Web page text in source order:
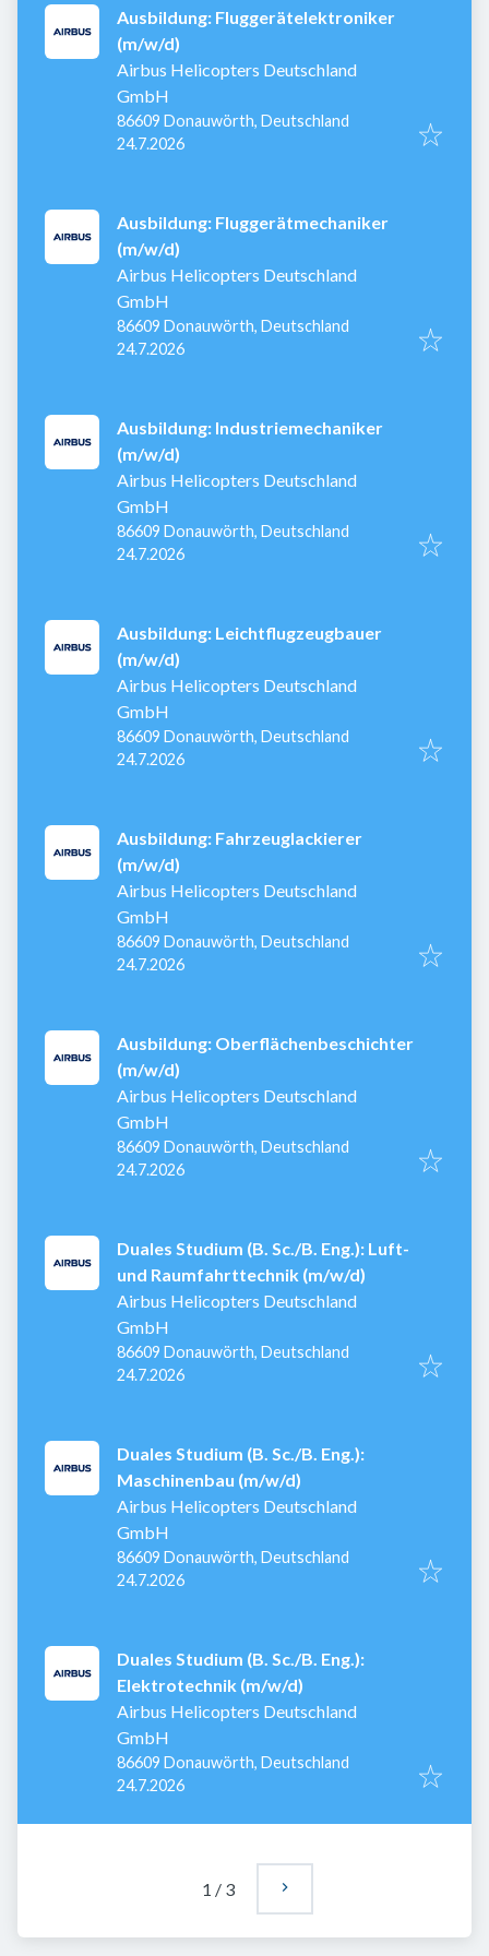
Ausbildung: Fluggerätelektroniker
(m/w/d)
Airbus Helicopters Deutschland
GmbH
86609 Donauwörth, Deutschland
Veröffentlicht
24.7.2026
Ausbildung: Fluggerätmechaniker
(m/w/d)
Airbus Helicopters Deutschland
GmbH
86609 Donauwörth, Deutschland
Veröffentlicht
24.7.2026
Ausbildung: Industriemechaniker
(m/w/d)
Airbus Helicopters Deutschland
GmbH
86609 Donauwörth, Deutschland
Veröffentlicht
24.7.2026
Ausbildung: Leichtflugzeugbauer
(m/w/d)
Airbus Helicopters Deutschland
GmbH
86609 Donauwörth, Deutschland
Veröffentlicht
24.7.2026
Ausbildung: Fahrzeuglackierer
(m/w/d)
Airbus Helicopters Deutschland
GmbH
86609 Donauwörth, Deutschland
Veröffentlicht
24.7.2026
Ausbildung: Oberflächenbeschichter
(m/w/d)
Airbus Helicopters Deutschland
GmbH
86609 Donauwörth, Deutschland
Veröffentlicht
24.7.2026
Duales Studium (B. Sc./B. Eng.): Luft-
und Raumfahrttechnik (m/w/d)
Airbus Helicopters Deutschland
GmbH
86609 Donauwörth, Deutschland
Veröffentlicht
24.7.2026
Duales Studium (B. Sc./B. Eng.):
Maschinenbau (m/w/d)
Airbus Helicopters Deutschland
GmbH
86609 Donauwörth, Deutschland
Veröffentlicht
24.7.2026
Duales Studium (B. Sc./B. Eng.):
Elektrotechnik (m/w/d)
Airbus Helicopters Deutschland
GmbH
86609 Donauwörth, Deutschland
Veröffentlicht
24.7.2026
1 / 3